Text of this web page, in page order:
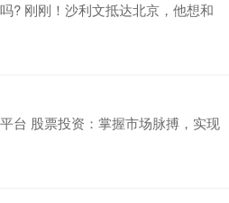
? 刚刚！沙利文抵达北京，他想和
台 股票投资：掌握市场脉搏，实现